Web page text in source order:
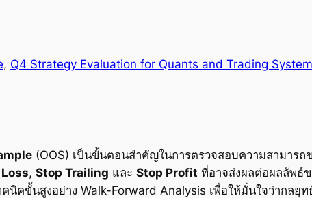
, Q4 Strategy Evaluation for Quants and Trading
(OOS) เป็นขั้นตอนสำคัญในการตรวจสอบความสามาร
, Stop Trailing และ Stop Profit ที่อาจส่งผลต่อผลลัพธ์
นิคขั้นสูงอย่าง Walk-Forward Analysis เพื่อให้มั่นใจว่ากลยุ